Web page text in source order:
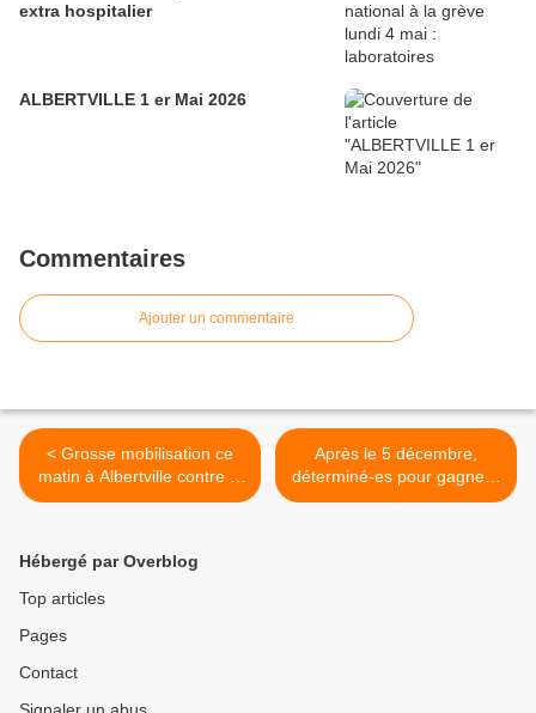
extra hospitalier
ALBERTVILLE 1 er Mai 2026
Commentaires
Ajouter un commentaire
< Grosse mobilisation ce
matin à Albertville contre la
réforme de retraites
Après le 5 décembre,
déterminé-es pour gagner !
MANIFESTATION LE 10
Hébergé par Overblog
Top articles
Pages
Contact